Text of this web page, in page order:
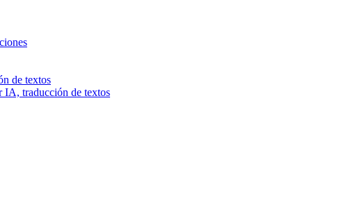
de textos
IA, traducción de textos